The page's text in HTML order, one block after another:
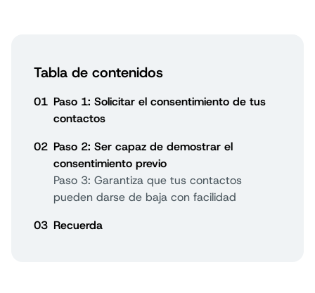
Tabla de contenidos
01 Paso 1: Solicitar el consentimiento de tus
contactos
02 Paso 2: Ser capaz de demostrar el
consentimiento previo
Paso 3: Garantiza que tus contactos
pueden darse de baja con facilidad
03 Recuerda